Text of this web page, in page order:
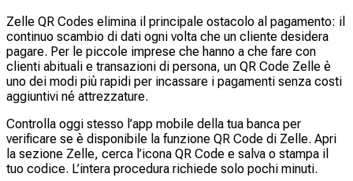
Zelle QR Codes elimina il principale ostacolo al pagamento: il
continuo scambio di dati ogni volta che un cliente desidera
pagare. Per le piccole imprese che hanno a che fare con
clienti abituali e transazioni di persona, un QR Code Zelle è
uno dei modi più rapidi per incassare i pagamenti senza costi
aggiuntivi né attrezzature.
Controlla oggi stesso l’app mobile della tua banca per
verificare se è disponibile la funzione QR Code di Zelle. Apri
la sezione Zelle, cerca l’icona QR Code e salva o stampa il
tuo codice. L’intera procedura richiede solo pochi minuti.